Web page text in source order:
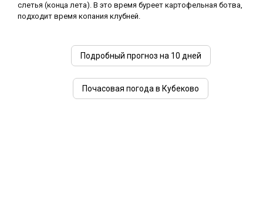
слетья (конца лета). В это время буреет картофельная ботва,
подходит время копания клубней.
Подробный прогноз на 10 дней
Почасовая погода в Кубеково